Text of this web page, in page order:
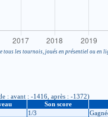
tous les tournois, joués en présentiel ou en
: avant : -1416, après : -1372)
Son score
1/3